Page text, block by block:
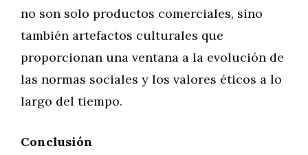
no son solo productos comerciales, sino
también artefactos culturales que
proporcionan una ventana a la evolución de
las normas sociales y los valores éticos a lo
largo del tiempo.
Conclusión